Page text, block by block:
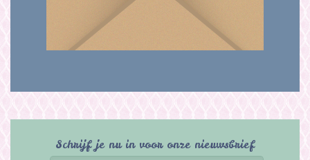
Schrijf je nu in voor onze nieuwsbrief